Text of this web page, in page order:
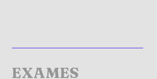
EXAMES